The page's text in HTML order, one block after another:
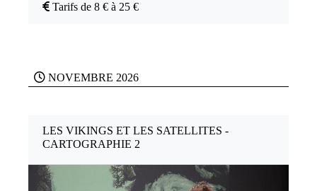
Tarifs de 8 € à 25 €
NOVEMBRE 2026
LES VIKINGS ET LES SATELLITES -
CARTOGRAPHIE 2